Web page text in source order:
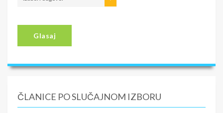
Glasaj
ČLANICE PO SLUČAJNOM IZBORU